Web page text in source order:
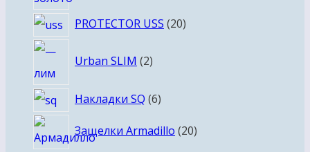
PROTECTOR USS 2020
Urban SLIM 2
товара
Накладки SQ 66
Защелки Armadillo 2020